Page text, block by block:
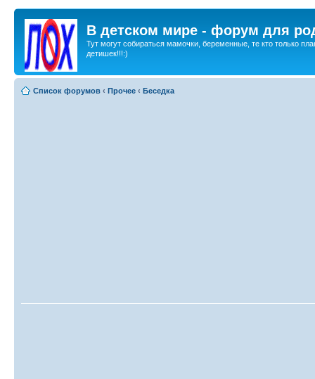
В детском мире - форум для
Тут могут собираться мамочки, беременные, те кто только
детишек!!!:)
Список форумов ‹ Прочее ‹ Беседка